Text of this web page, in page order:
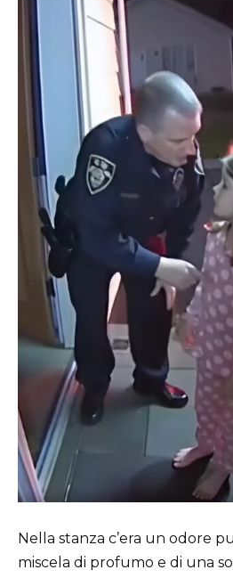
Nella stanza c’era un odore
miscela di profumo e di una